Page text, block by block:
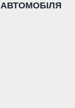
АВТОМОБІЛЯ